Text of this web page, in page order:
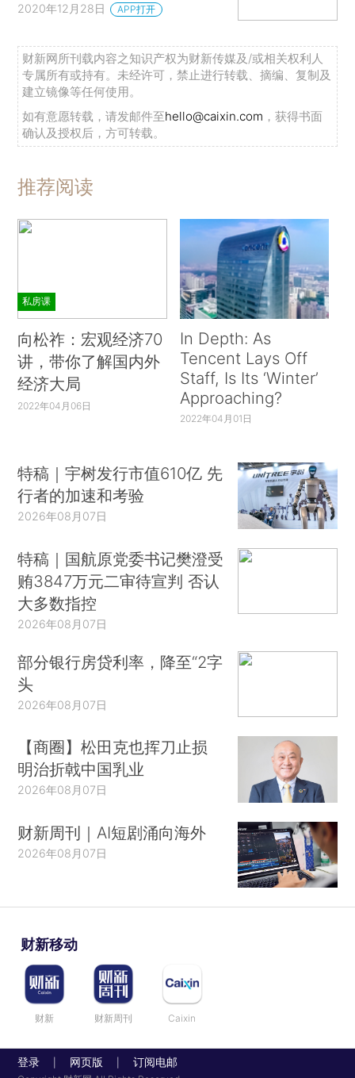
2020年12月28日 APP打开
财新网所刊载内容之知识产权为财新传媒及/或相关权利人
专属所有或持有。未经许可，禁止进行转载、摘编、复制及
建立镜像等任何使用。
如有意愿转载，请发邮件至hello@caixin.com ，获得书面
确认及授权后，方可转载。
推荐阅读
私房课
向松祚：宏观经济70
讲，带你了解国内外
经济大局
2022年04月06日
In Depth: As
Tencent Lays Off
Staff, Is Its ‘Winter’
Approaching?
2022年04月01日
特稿｜宇树发行市值610亿 先
行者的加速和考验
2026年08月07日
特稿｜国航原党委书记樊澄受
贿3847万元二审待宣判 否认
大多数指控
2026年08月07日
部分银行房贷利率，降至“2字
头
2026年08月07日
【商圈】松田克也挥刀止损
明治折戟中国乳业
2026年08月07日
财新周刊｜AI短剧涌向海外
2026年08月07日
财新移动
财新 财新周刊 Caixin
登录 网页版 订阅电邮